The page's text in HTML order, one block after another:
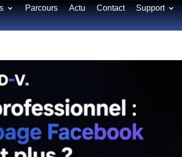
Parcours Actu Contact Support